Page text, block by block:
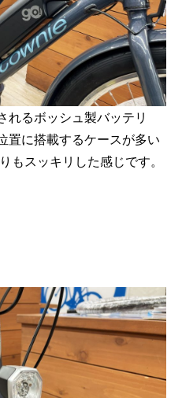
れるボッシュ製バッテリ
置に搭載するケースが多い
もスッキリした感じです。